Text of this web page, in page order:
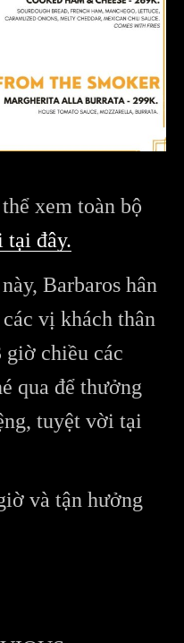
xem toàn bộ
tại đây.
Barbaros hân
vị khách thân
chiều các
qua để thưởng
tuyệt vời tại
và tận hưởng